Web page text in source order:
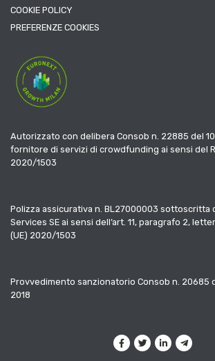
COOKIE POLICY
PREFERENZE COOKIES
Autorizzato con delibera Consob n. 22885 del
fornitore di servizi di crowdfunding ai sensi del
2020/1503
Polizza assicurativa n. BL27000003 sottoscritta
Services SE ai sensi dell’art. 11, paragrafo 2,
(UE) 2020/1503
Provvedimento sanzionatorio Consob n. 20685
2018